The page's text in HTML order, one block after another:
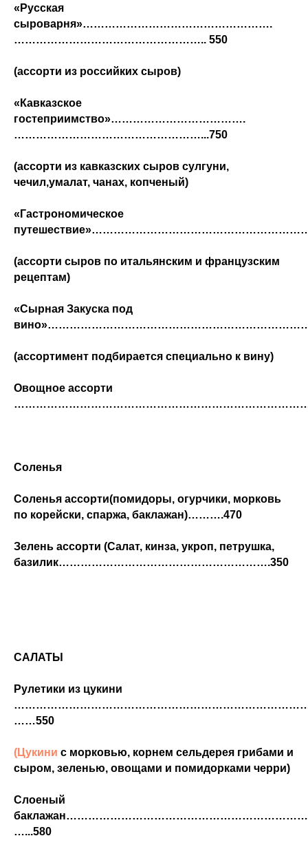
«Русская
сыроварня»…………………………………………….
…………………………………………….. 550
(ассорти из российких сыров)
«Кавказское
гостеприимство»……………………………….
……………………………………………...750
(ассорти из кавказских сыров сулгуни,
чечил,умалат, чанах, копченый)
«Гастрономическое
путешествие»………………………
(ассорти сыров по итальянским и французским
рецептам)
«Сырная Закуска под
(ассортимент подбирается специально к вину)
Овощное ассорти
Соленья
Соленья ассорти(помидоры, огурчики, морковь
по корейски, спаржа, баклажан)……….470
Зелень ассорти (Салат, кинза, укроп, петрушка,
базилик………………………………………………….350
САЛАТЫ
Рулетики из цукини
……550
(Цукини с морковью, корнем сельдерея грибами и
сыром, зеленью, овощами и помидорками черри)
Слоеный
…...580